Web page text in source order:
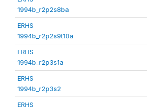
1994b_r2p2s8ba
ERHS
1994b_r2p2s9t10a
ERHS
1994b_r2p3s1a
ERHS
1994b_r2p3s2
ERHS